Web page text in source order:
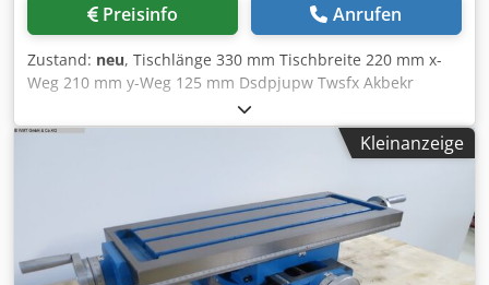
Preisinfo Anrufen
Zustand: neu, Tischlänge 330 mm Tischbreite 220 mm x-
Weg 210 mm y-Weg 125 mm Dsdpjupw Twsfx Akbekr
Tischhöhe 150 mm T-Nuten 12 mm Gewicht 33 kg
Abmessungen L x B x H 0,41 x 0,35 x 0,22 mm Kreuztisch
Kleinanzeige